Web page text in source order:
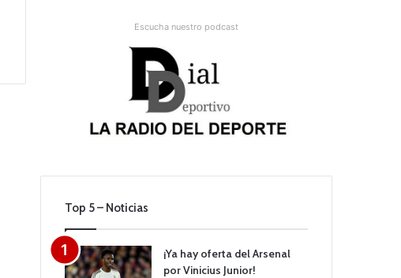
Escucha nuestro podcast
Top 5 – Noticias
¡Ya hay oferta del Arsenal
por Vinicius Junior!